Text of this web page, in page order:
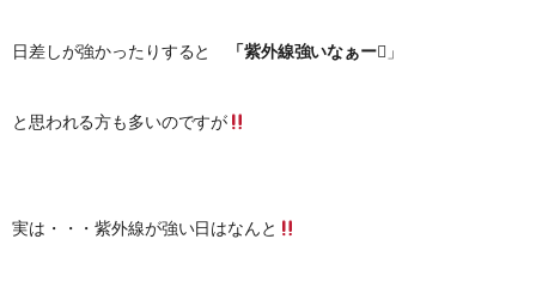
日差しが強かったりすると 「紫外線強いなぁー」
と思われる方も多いのですが
実は・・・紫外線が強い日はなんと